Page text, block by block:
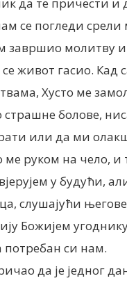
сe погледи
молитву
живот гасио.
Хусто ме
болове,
или да ми
ме руком на
у будући,
слушајући
Божијем
си нам.
да је једног